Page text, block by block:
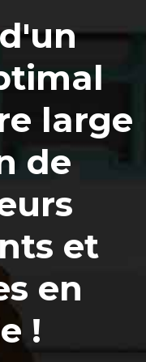
large
de
et
en
!